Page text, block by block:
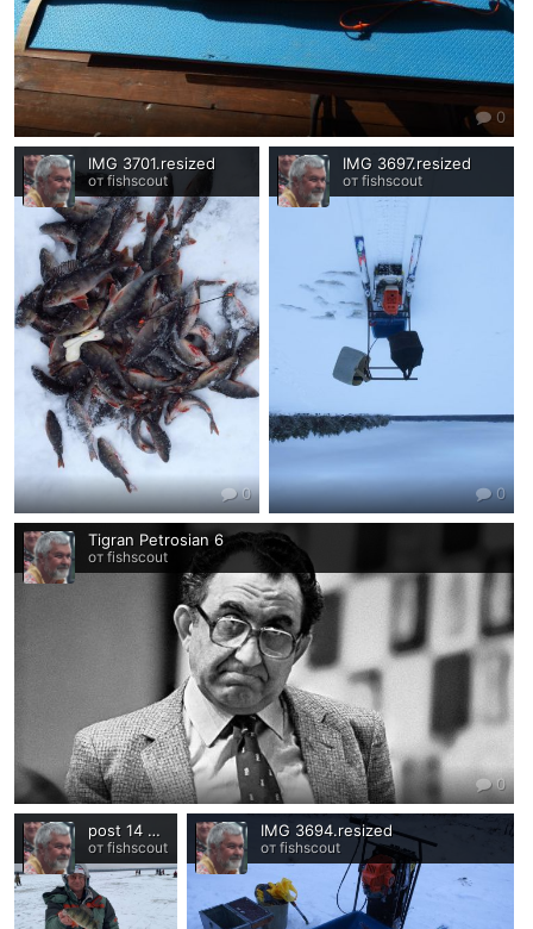
0
IMG 3701.resized
от fishscout
0
IMG 3697.resized
от fishscout
0
Tigran Petrosian 6
от fishscout
0
post 14 0 80905100 1581274727
от fishscout
IMG 3694.resized
от fishscout